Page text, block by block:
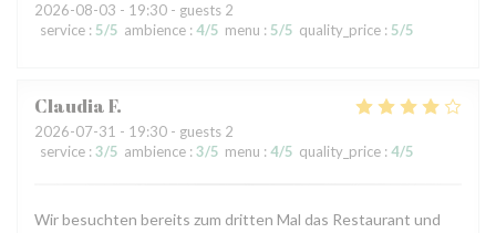
2026-08-03 - 19:30 - guests 2
service : 5/5 ambience : 4/5 menu : 5/5 quality_price : 5/5
ClaudiaF
2026-07-31 - 19:30 - guests 2
service : 3/5 ambience : 3/5 menu : 4/5 quality_price : 4/5
Wir besuchten bereits zum dritten Mal das Restaurant und